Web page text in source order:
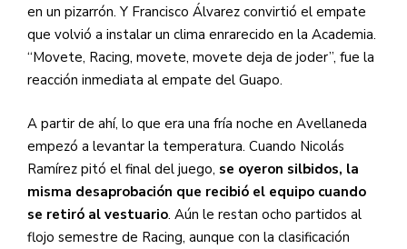
en un pizarrón. Y Francisco Álvarez convirtió el empate
que volvió a instalar un clima enrarecido en la Academia.
“Movete, Racing, movete, movete deja de joder”, fue la
reacción inmediata al empate del Guapo.
A partir de ahí, lo que era una fría noche en Avellaneda
empezó a levantar la temperatura. Cuando Nicolás
Ramírez pitó el final del juego, se oyeron silbidos, la
misma desaprobación que recibió el equipo cuando
se retiró al vestuario. Aún le restan ocho partidos al
flojo semestre de Racing, aunque con la clasificación